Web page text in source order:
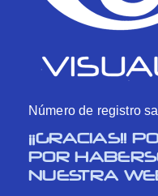
Número de registro
¡¡GRACIAS!!
POR
NUESTRA